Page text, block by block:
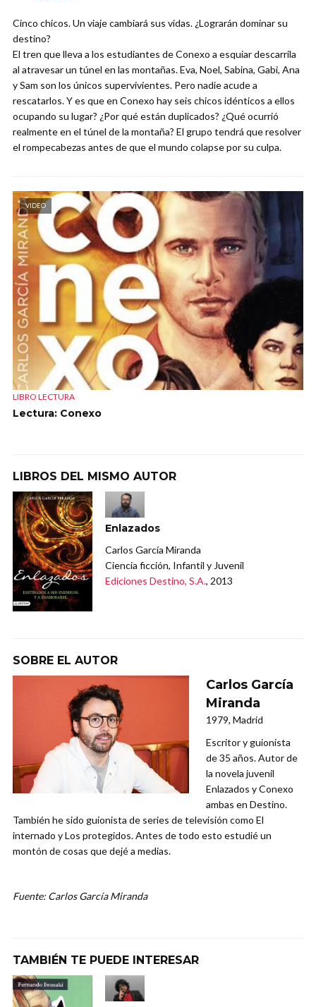
Cinco chicos. Un viaje cambiará sus vidas. ¿Lograrán dominar su
destino?
El tren que lleva a los estudiantes de Conexo a esquiar descarrila
al atravesar un túnel en las montañas. Eva, Noel, Sabina, Gabi, Ana
y Sam son los únicos supervivientes. Pero nadie acude a
rescatarlos. Y es que en Conexo hay seis chicos idénticos a ellos
ocupando su lugar? ¿Por qué están duplicados? ¿Qué ocurrió
realmente en el túnel de la montaña? El grupo tendrá que resolver
el rompecabezas antes de que el mundo colapse por su culpa.
VIDEO
LIBRO LECTURA
Lectura: Conexo
LIBROS DEL MISMO AUTOR
Enlazados
Carlos García Miranda
Ciencia ficción, Infantil y Juvenil
Ediciones Destino, S.A., 2013
SOBRE EL AUTOR
Carlos García
Miranda
1979, Madrid
Escritor y guionista
de 35 años. Autor de
la novela juvenil
Enlazados y Conexo
ambas en Destino.
También he sido guionista de series de televisión como El
internado y Los protegidos. Antes de todo esto estudié un
montón de cosas que dejé a medias.
Fuente: Carlos García Miranda
TAMBIÉN TE PUEDE INTERESAR